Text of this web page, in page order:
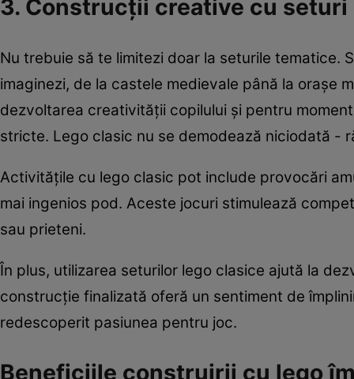
3. Construcții creative cu seturi
Nu trebuie să te limitezi doar la seturile tematice.
imaginezi, de la castele medievale până la orașe
dezvoltarea creativității copilului și pentru
stricte. Lego clasic nu se demodează niciodată -
Activitățile cu lego clasic pot include provocări
mai ingenios pod. Aceste jocuri stimulează
sau prieteni.
În plus, utilizarea seturilor lego clasice ajută la
construcție finalizată oferă un sentiment de
redescoperit pasiunea pentru joc.
Beneficiile construirii cu lego